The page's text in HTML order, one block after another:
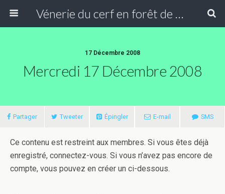
Vénerie du cerf en forêt de Compiègne
17 Décembre 2008
Mercredi 17 Décembre 2008
Partager Tweeter Épingler E-mail SMS
Ce contenu est restreint aux membres. Si vous êtes déjà
enregistré, connectez-vous. Si vous n’avez pas encore de
compte, vous pouvez en créer un ci-dessous.